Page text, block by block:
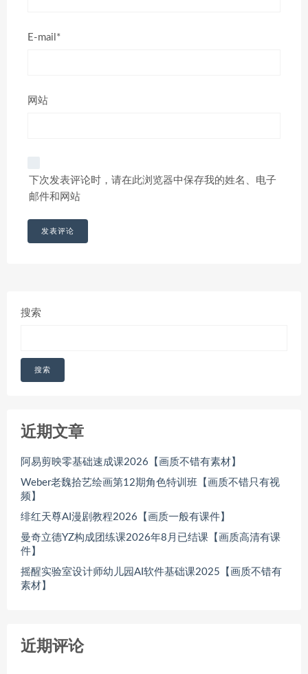
E-mail*
网站
下次发表评论时，请在此浏览器中保存我的姓名、电子
邮件和网站
搜索
搜索
近期文章
阿易剪映零基础速成课2026【画质不错有素材】
Weber老魏拾艺绘画第12期角色特训班【画质不错只有视
频】
绯红天尊AI漫剧教程2026【画质一般有课件】
曼奇立德YZ构成团练课2026年8月已结课【画质高清有课
件】
摇醒实验室设计师幼儿园AI软件基础课2025【画质不错有
素材】
近期评论